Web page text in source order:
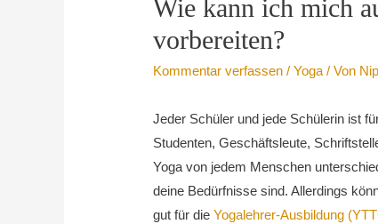
Wie kann ich mich
vorbereiten?
Kommentar verfassen /Yoga / Von
Jeder Schüler und jede Schülerin ist
Studenten, Geschäftsleute,
Yoga von jedem Menschen
deine Bedürfnisse sind.Allerdings
gut für dieYogalehrer-Ausbildung